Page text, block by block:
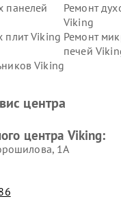
панелей
Ремонт
Viking
плит Viking Ремонт
печей
Viking
центра
центра Viking:
1А